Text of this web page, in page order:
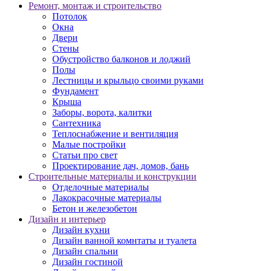
Ремонт, монтаж и строительство
Потолок
Окна
Двери
Стены
Обустройство балконов и лоджий
Полы
Лестницы и крыльцо своими руками
Фундамент
Крыша
Заборы, ворота, калитки
Сантехника
Теплоснабжение и вентиляция
Малые постройки
Статьи про свет
Проектирование дач, домов, бань
Строительные материалы и конструкции
Отделочные материалы
Лакокрасочные материалы
Бетон и железобетон
Дизайн и интерьер
Дизайн кухни
Дизайн ванной комнтаты и туалета
Дизайн спальни
Дизайн гостиной